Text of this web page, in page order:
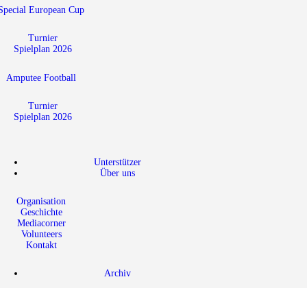
European Cup
Turnier
Spielplan 2026
Amputee Football
Turnier
Spielplan 2026
Unterstützer
Über uns
Organisation
Geschichte
Mediacorner
Volunteers
Kontakt
Archiv